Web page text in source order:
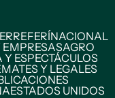
REFERÍNACIONAL
AGRO
Y ESPECTÁCULOS
Y LEGALES
ESTADOS UNIDOS